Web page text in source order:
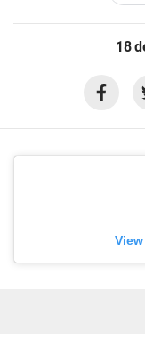
18